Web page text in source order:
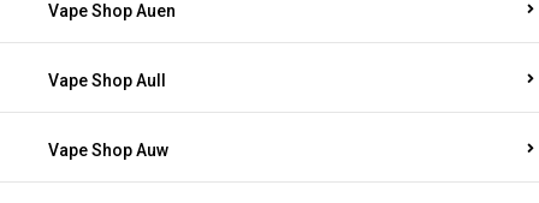
Vape Shop Auen
Vape Shop Aull
Vape Shop Auw